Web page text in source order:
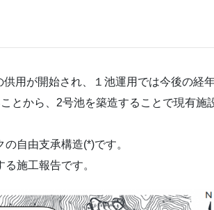
用が開始され、１池運用では今後の経
とから、2号池を築造することで現有施
自由支承構造(*)です。
施工報告です。